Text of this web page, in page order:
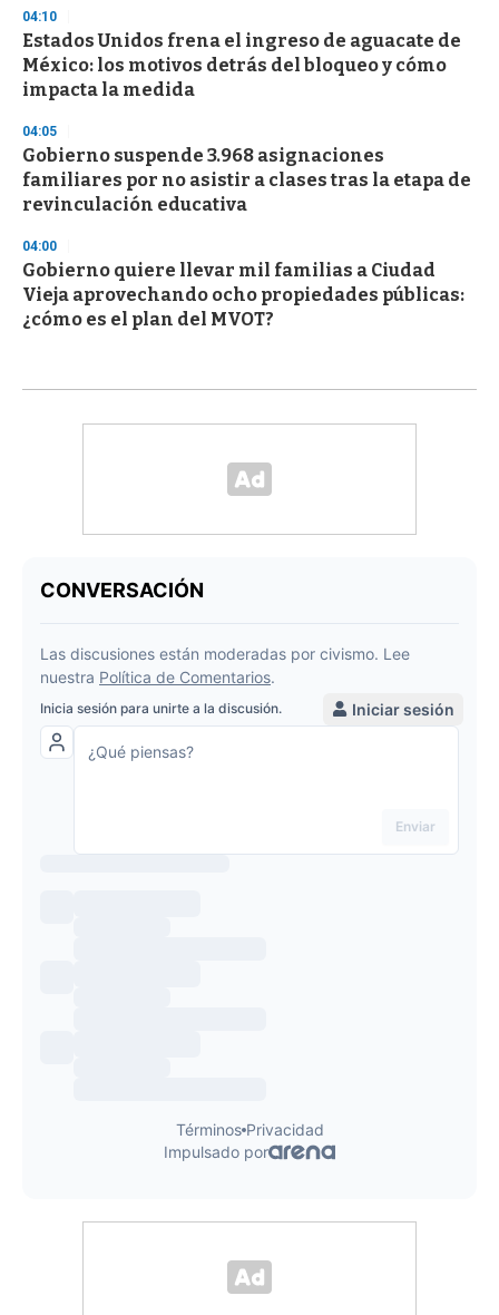
04:10
Estados Unidos frena el ingreso de aguacate de
México: los motivos detrás del bloqueo y cómo
impacta la medida
04:05
Gobierno suspende 3.968 asignaciones
familiares por no asistir a clases tras la etapa de
revinculación educativa
04:00
Gobierno quiere llevar mil familias a Ciudad
Vieja aprovechando ocho propiedades públicas:
¿cómo es el plan del MVOT?